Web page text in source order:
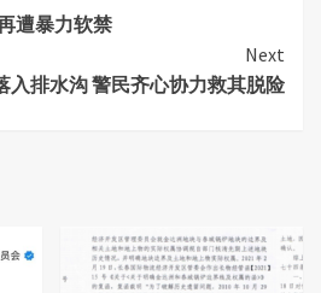
遭暴力软禁
Next
入排水沟 警民齐心协力救其脱险